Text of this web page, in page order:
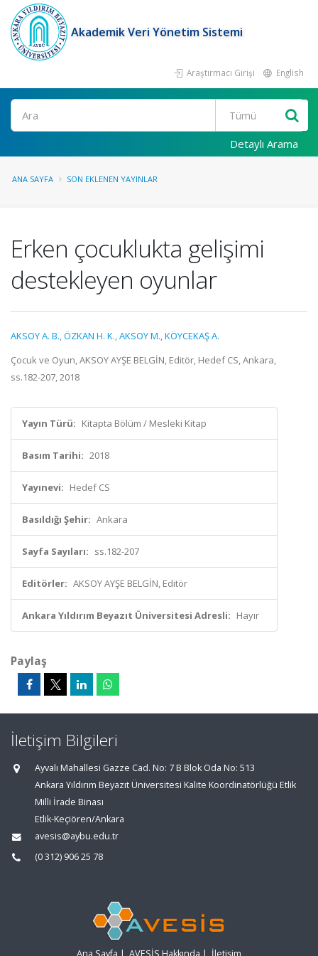
Akademik Veri Yönetim Sistemi
Araştırmacı Girişi English
Ara
Detaylı Arama
ANA SAYFA SON EKLENEN YAYINLAR
Erken çocuklukta gelişimi
destekleyen oyunlar
AKSOY A. B.,ÖZKAN H. K.,AKSOY M.,KÖYCEKAŞ A.
Çocuk ve Oyun, AKSOY AYŞE BELGİN, Editör, Hedef CS, Ankara,
ss.182-207, 2018
Yayın Türü: Kitapta Bölüm / Mesleki Kitap
Basım Tarihi: 2018
Yayınevi: Hedef CS
Basıldığı Şehir: Ankara
Sayfa Sayıları: ss.182-207
Editörler: AKSOY AYŞE BELGİN, Editör
Ankara Yıldırım Beyazıt Üniversitesi Adresli: Hayır
Paylaş
İletişim Bilgileri
Ayvalı Mahallesi Gazze Cad. No: 7 B Blok Oda No: 513
Ankara Yıldırım Beyazıt Üniversitesi Kalite Koordinatörlüğü Etlik
Milli İrade Binası
Etlik-Keçiören/Ankara
avesis@aybu.edu.tr
(0 312) 906 25 78
Ana Sayfa | AVESİS Hakkında | İletişim